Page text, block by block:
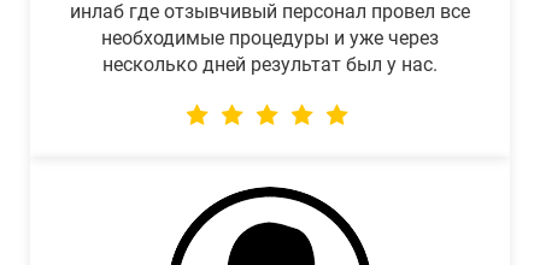
инлаб где отзывчивый персонал провел все
необходимые процедуры и уже через
несколько дней результат был у нас.